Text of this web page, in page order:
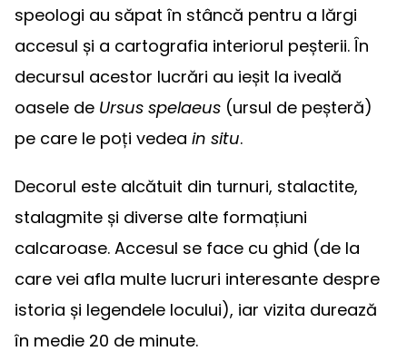
speologi au săpat în stâncă pentru a lărgi
accesul și a cartografia interiorul peșterii. În
decursul acestor lucrări au ieșit la iveală
oasele de Ursus spelaeus (ursul de peșteră)
pe care le poți vedea in situ.
Decorul este alcătuit din turnuri, stalactite,
stalagmite și diverse alte formațiuni
calcaroase. Accesul se face cu ghid (de la
care vei afla multe lucruri interesante despre
istoria și legendele locului), iar vizita durează
în medie 20 de minute.